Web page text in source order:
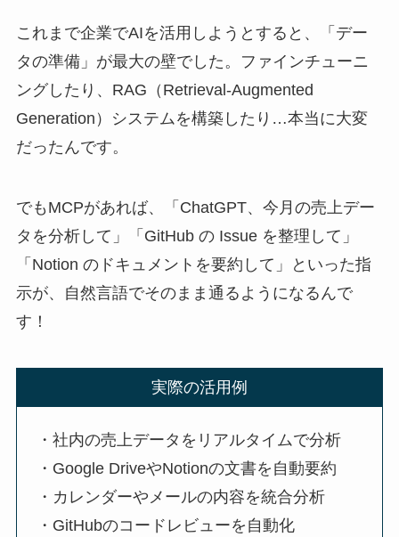
これまで企業でAIを活用しようとすると、「デー
タの準備」が最大の壁でした。ファインチューニ
ングしたり、RAG（Retrieval-Augmented
Generation）システムを構築したり…本当に大変
だったんです。
でもMCPがあれば、「ChatGPT、今月の売上デー
タを分析して」「GitHub の Issue を整理して」
「Notion のドキュメントを要約して」といった指
示が、自然言語でそのまま通るようになるんで
す！
実際の活用例
・社内の売上データをリアルタイムで分析
・Google DriveやNotionの文書を自動要約
・カレンダーやメールの内容を統合分析
・GitHubのコードレビューを自動化